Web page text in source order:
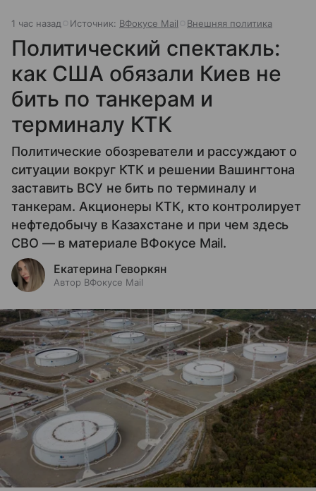
1 час назад Источник: ВФокусе Mail Внешняя политика
Политический спектакль:
как США обязали Киев не
бить по танкерам и
терминалу КТК
Политические обозреватели и рассуждают о
ситуации вокруг КТК и решении Вашингтона
заставить ВСУ не бить по терминалу и
танкерам. Акционеры КТК, кто контролирует
нефтедобычу в Казахстане и при чем здесь
СВО — в материале ВФокусе Mail.
Екатерина Геворкян
Автор ВФокусе Mail